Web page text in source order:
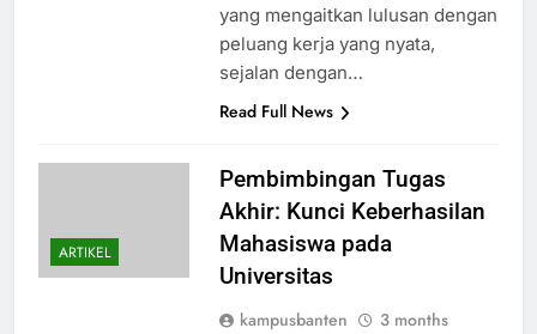
yang mengaitkan lulusan dengan
peluang kerja yang nyata,
sejalan dengan…
Read Full News
ARTIKEL
Pembimbingan Tugas
Akhir: Kunci Keberhasilan
Mahasiswa pada
Universitas
kampusbanten
3 months